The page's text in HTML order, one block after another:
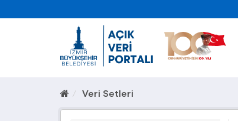
Veri Setleri